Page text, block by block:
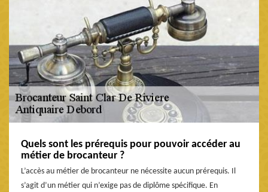
Quels sont les prérequis pour pouvoir accéder au
métier de brocanteur ?
L’accès au métier de brocanteur ne nécessite aucun prérequis. Il
s’agit d’un métier qui n’exige pas de diplôme spécifique. En